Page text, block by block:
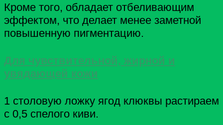
Кроме того, обладает отбеливающим
эффектом, что делает менее заметной
повышенную пигментацию.
Для чувствительной, жирной и
увядающей кожи
1 столовую ложку ягод клюквы растираем
с 0,5 спелого киви.